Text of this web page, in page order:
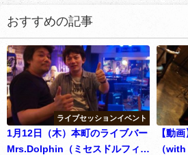
おすすめの記事
ライブセッションイベント
1月12日（木）本町のライブバー
Mrs.Dolphin（ミセスドルフィ
【動
（